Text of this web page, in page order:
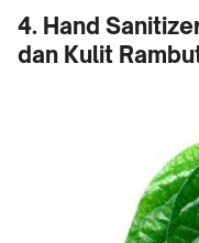
4. Hand
dan Kulit